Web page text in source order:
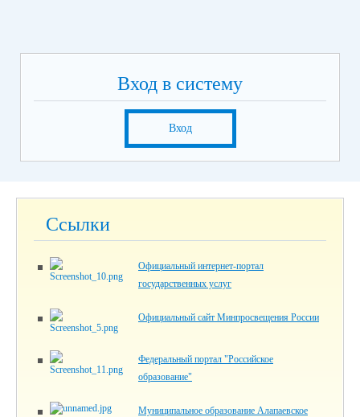
Вход в систему
Вход
Ссылки
Официальный интернет-портал
государственных услуг
Официальный сайт Минпросвещения России
Федеральный портал "Российское
образование"
Муниципальное образование Алапаевское